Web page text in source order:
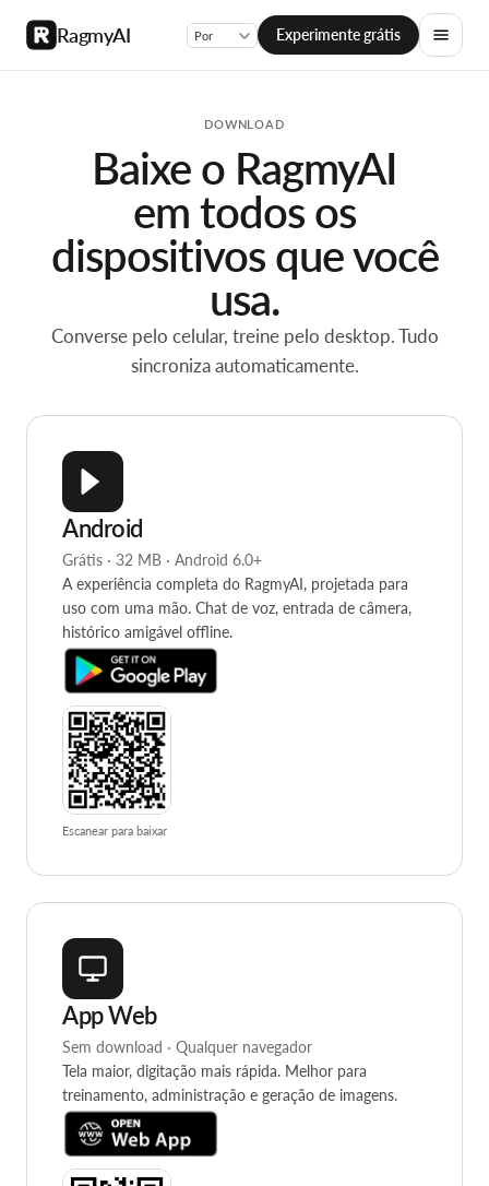
RagmyAI Experimente grátis
DOWNLOAD
Baixe o RagmyAI
em todos os
dispositivos que você
usa.
Converse pelo celular, treine pelo desktop. Tudo
sincroniza automaticamente.
Android
Grátis · 32 MB · Android 6.0+
A experiência completa do RagmyAI, projetada para
uso com uma mão. Chat de voz, entrada de câmera,
histórico amigável offline.
Escanear para baixar
App Web
Sem download · Qualquer navegador
Tela maior, digitação mais rápida. Melhor para
treinamento, administração e geração de imagens.